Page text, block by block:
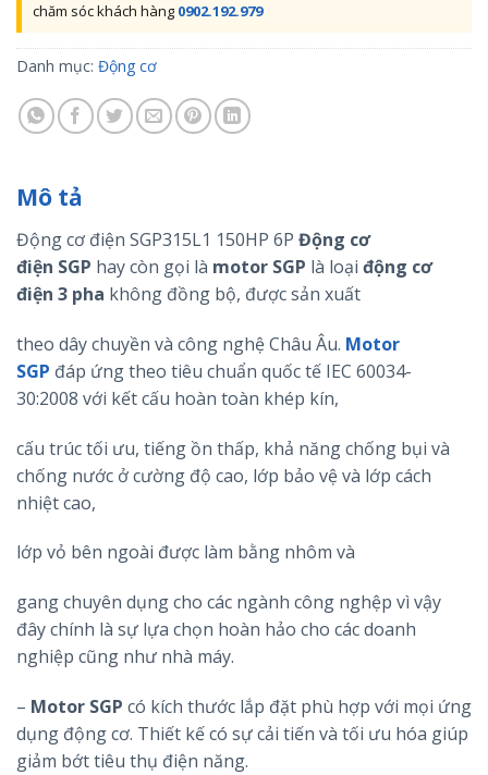
chăm sóc khách hàng 0902.192.979
Danh mục: Động cơ
Mô tả
Động cơ điện SGP315L1 150HP 6P Động cơ
điện SGP hay còn gọi là motor SGP là loại động cơ
điện 3 pha không đồng bộ, được sản xuất
theo dây chuyền và công nghệ Châu Âu. Motor
SGP đáp ứng theo tiêu chuẩn quốc tế IEC 60034-
30:2008 với kết cấu hoàn toàn khép kín,
cấu trúc tối ưu, tiếng ồn thấp, khả năng chống bụi và
chống nước ở cường độ cao, lớp bảo vệ và lớp cách
nhiệt cao,
lớp vỏ bên ngoài được làm bằng nhôm và
gang chuyên dụng cho các ngành công nghệp vì vậy
đây chính là sự lựa chọn hoàn hảo cho các doanh
nghiệp cũng như nhà máy.
– Motor SGP có kích thước lắp đặt phù hợp với mọi ứng
dụng động cơ. Thiết kế có sự cải tiến và tối ưu hóa giúp
giảm bớt tiêu thụ điện năng.